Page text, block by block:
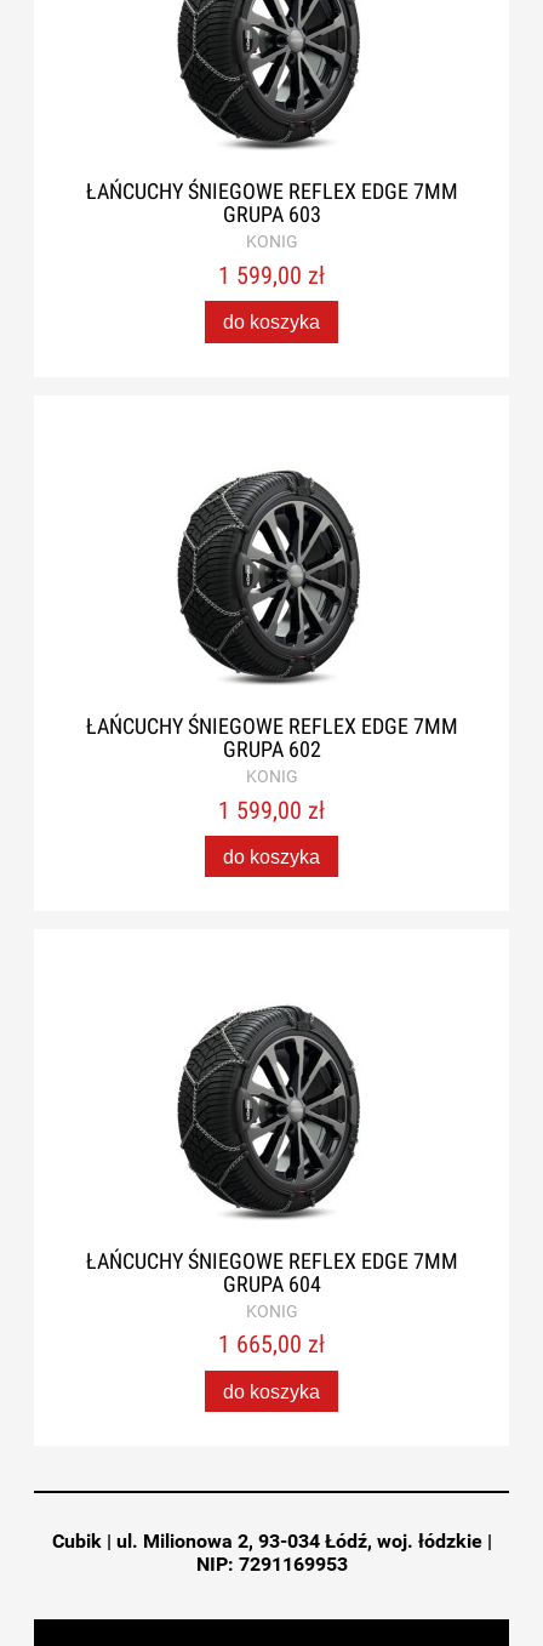
ŁAŃCUCHY ŚNIEGOWE REFLEX EDGE 7MM
GRUPA 603
KONIG
1 599,00 zł
do koszyka
ŁAŃCUCHY ŚNIEGOWE REFLEX EDGE 7MM
GRUPA 602
KONIG
1 599,00 zł
do koszyka
ŁAŃCUCHY ŚNIEGOWE REFLEX EDGE 7MM
GRUPA 604
KONIG
1 665,00 zł
do koszyka
Cubik | ul. Milionowa 2, 93-034 Łódź, woj. łódzkie |
NIP: 7291169953